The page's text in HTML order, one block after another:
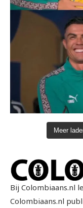
Meer
Bij Colombiaans.nl
Colombiaans.nl